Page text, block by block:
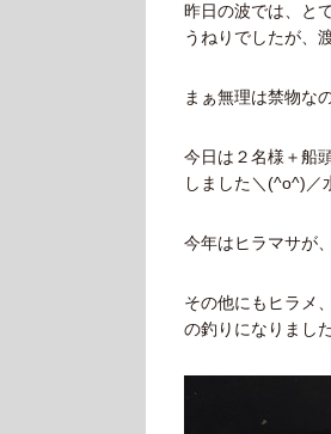
昨日の波では、と
うねりでしたが、
まぁ無理は禁物な
今日は２名様＋船
しました＼(^o^)／
今年はヒラマサが
その他にもヒラメ
の釣りになりまし